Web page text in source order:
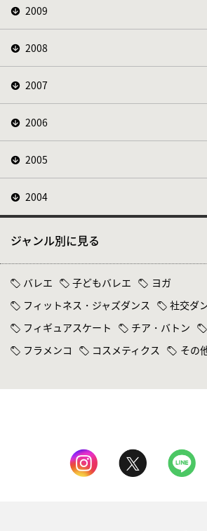
2009
2008
2007
2006
2005
2004
ジャンル別に見る
バレエ 子どもバレエ
ヨガ
フィットネス・ジャズダンス
社交ダ
フィギュアスケート
チア・バトン
フラメンコ
コスメティクス その